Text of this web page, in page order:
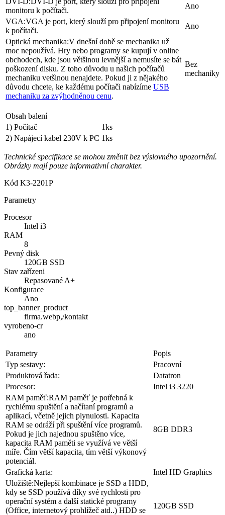
VGA:VGA je port, který slouží pro připojení monitoru
k počítači.
Ano
Optická mechanika: V dnešní době se mechanika už
moc nepoužívá. Hry nebo programy se kupují v online
obchodech, kde jsou většinou levnější a nemusíte se bát
poškození disku. Z toho důvodu u našich počítačů
mechaniku vetšinou nenajdete. Pokud ji z nějakého
důvodu chcete, ke každému počítači nabízímeUSB
mechaniku za zvýhodněnou cenu.
Obsah balení
2) Napájecí kabel 230V k PC
Technické specifikace se mohou změnit bez výslovného upozornění.
KódK3-2201P
Parametry
Procesor
RAM
8
Pevný disk
120GB SSD
Stav zařízeni
Repasované A+
Konfigurace
Ano
top_banner_product
firma.webp,/kontakt
vyrobeno-cr
ano
Parametry
Produktová řada:
Datatron
Procesor:
Intel i3 3220
RAM paměť:RAM paměť je potřebná k
rychlému spuštění a načítaní programů a
aplikací, včetně jejich plynulosti. Kapacita
RAM se odráží při spuštění více programů.
Pokud je jich najednou spuštěno více,
kapacita RAM paměti se využívá ve větší
míře. Čím větší kapacita, tím větší výkonový
potenciál.
Grafická karta:
Uložiště:Nejlepší kombinace je SSD a HDD,
kdy se SSD používá díky své rychlosti pro
operační systém a další statické programy
(Office, internetový prohlížeč atd..) HDD se
používá díky své velké kapacitě na ukládání
her či vašich dat